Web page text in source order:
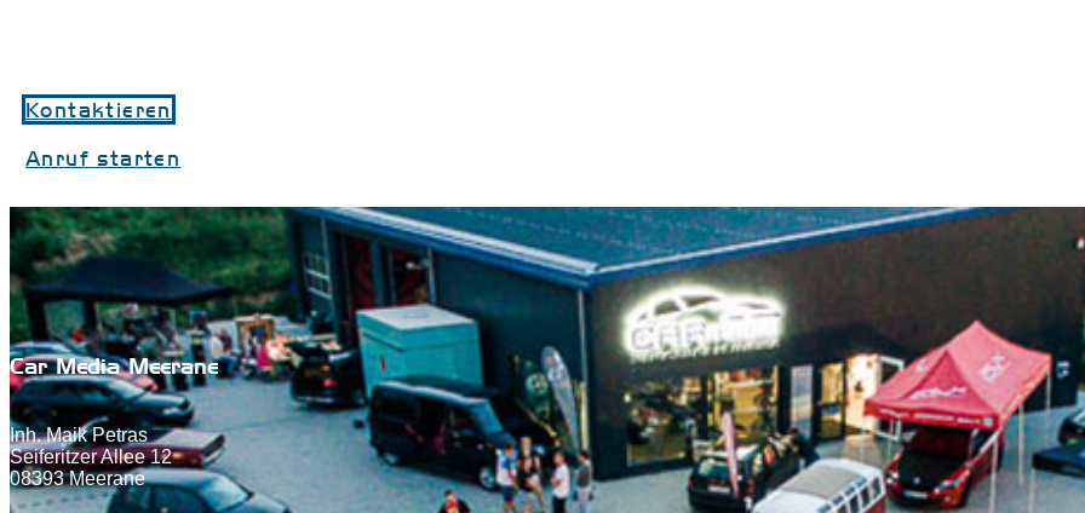
Kontaktieren
Anruf starten
Car Media Meerane
Inh. Maik Petras
Seiferitzer Allee 12
08393 Meerane